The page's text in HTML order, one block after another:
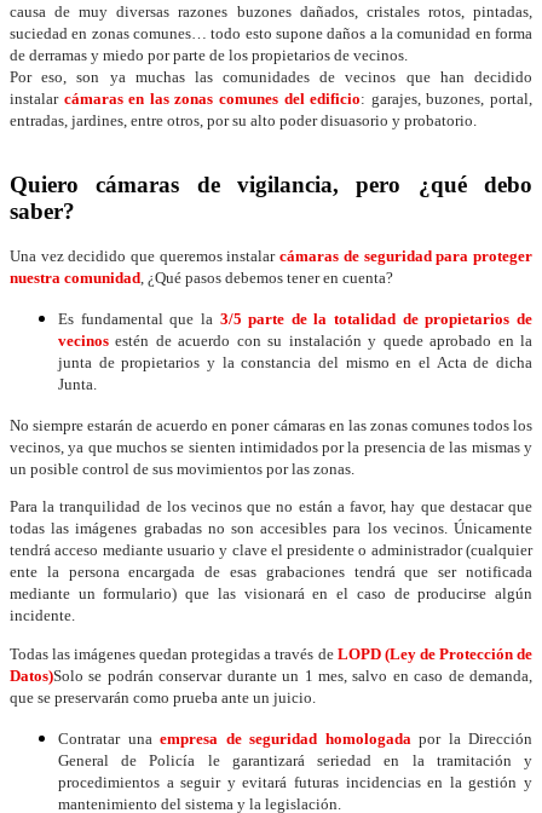
causa de muy diversas razones buzones dañados, cristales rotos, pintadas,
suciedad en zonas comunes… todo esto supone daños a la comunidad en forma
de derramas y miedo por parte de los propietarios de vecinos.
Por eso, son ya muchas las comunidades de vecinos que han decidido
instalar cámaras en las zonas comunes del edificio: garajes, buzones, portal,
entradas, jardines, entre otros, por su alto poder disuasorio y probatorio.
Quiero cámaras de vigilancia,pero ¿qué debo
saber?
Una vez decidido que queremos instalarcámaras de seguridad para proteger
nuestra comunidad , ¿Qué pasos debemos tener en cuenta?
Es fundamental que la 3/5 parte de la totalidad de propietarios de
vecinosestén de acuerdo con su instalación y quede aprobado en la
junta de propietarios y la constancia del mismo en el Acta de dicha
Junta.
No siempre estarán de acuerdo en poner cámaras en las zonas comunes todos los
vecinos, ya que muchos se sienten intimidados por la presencia de las mismas y
un posible control de sus movimientos por las zonas.
Para la tranquilidad de los vecinos que no están a favor, hay que destacar que
todas las imágenes grabadas no son accesibles para los vecinos. Únicamente
tendrá acceso mediante usuario y clave el presidente o administrador (cualquier
ente la persona encargada de esas grabaciones tendrá que ser notificada
mediante un formulario) que las visionará en el caso de producirse algún
incidente.
Todas las imágenes quedan protegidas a través de LOPD (Ley de Protección de
Datos)Solo se podrán conservar durante un 1 mes, salvo en caso de demanda,
que se preservarán como prueba ante un juicio.
Contratar una empresa de seguridad homologada por la Dirección
General de Policía le garantizará seriedad en la tramitación y
procedimientos a seguir y evitará futuras incidencias en la gestión y
mantenimiento del sistema y la legislación.